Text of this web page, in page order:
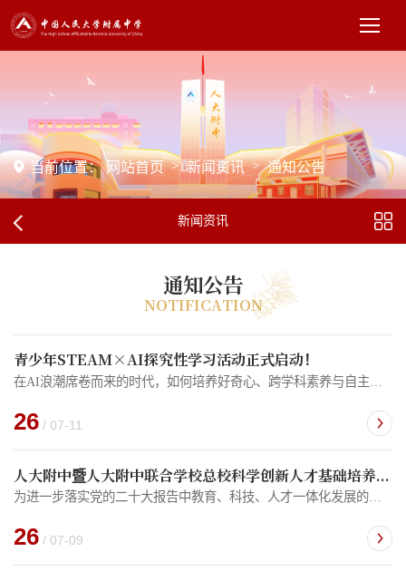
当前位置： 网站首页 > 新闻资讯 > 通知公告
新闻资讯
通知公告
NOTIFICATION
26 / 07-11
青少年STEAM×AI探究性学习活动正式启动！
26 / 07-09
人大附中暨人大附中联合学校总校科学创新人才基础培养项目报名通知